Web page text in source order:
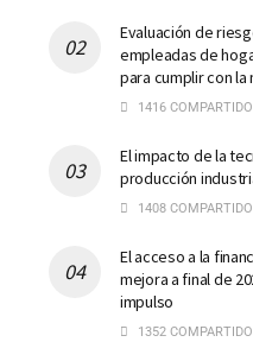
Evaluación de
empleadas de
para cumplir con la
1416
El impacto de la
producción
1408
El acceso a la
mejora a final de
impulso
1352